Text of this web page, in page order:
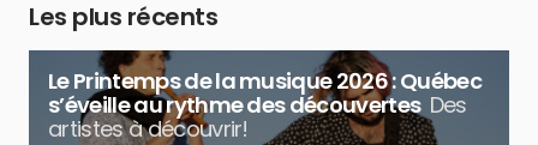
Les plus récents
Le Printemps de la musique 2026 : Québec
s’éveille au rythme des découvertes Des
artistes à découvrir!